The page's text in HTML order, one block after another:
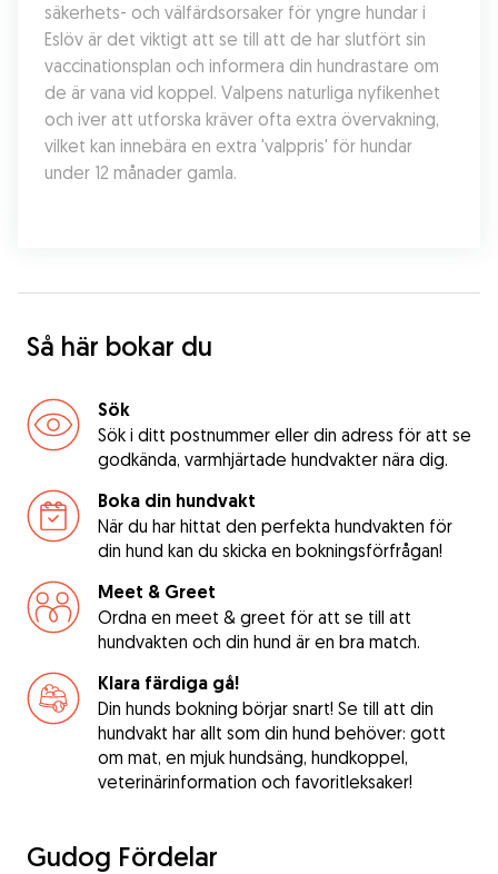
säkerhets- och välfärdsorsaker för yngre hundar i
Eslöv är det viktigt att se till att de har slutfört sin
vaccinationsplan och informera din hundrastare om
de är vana vid koppel. Valpens naturliga nyfikenhet
och iver att utforska kräver ofta extra övervakning,
vilket kan innebära en extra 'valppris' för hundar
under 12 månader gamla.
Så här bokar du
Sök
Sök i ditt postnummer eller din adress för att se
godkända, varmhjärtade hundvakter nära dig.
Boka din hundvakt
När du har hittat den perfekta hundvakten för
din hund kan du skicka en bokningsförfrågan!
Meet & Greet
Ordna en meet & greet för att se till att
hundvakten och din hund är en bra match.
Klara färdiga gå!
Din hunds bokning börjar snart! Se till att din
hundvakt har allt som din hund behöver: gott
om mat, en mjuk hundsäng, hundkoppel,
veterinärinformation och favoritleksaker!
Gudog Fördelar